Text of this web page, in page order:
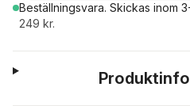
Beställningsvara. Skickas inom
249 kr.